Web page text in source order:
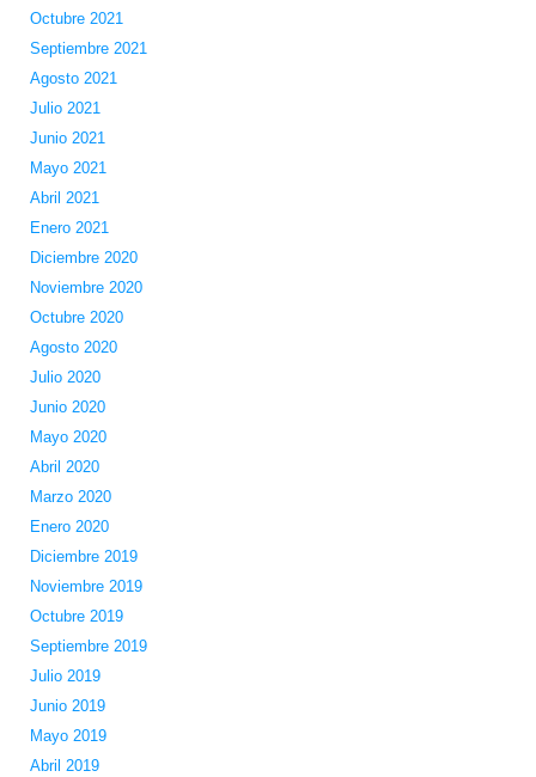
Octubre 2021
Septiembre 2021
Agosto 2021
Julio 2021
Junio 2021
Mayo 2021
Abril 2021
Enero 2021
Diciembre 2020
Noviembre 2020
Octubre 2020
Agosto 2020
Julio 2020
Junio 2020
Mayo 2020
Abril 2020
Marzo 2020
Enero 2020
Diciembre 2019
Noviembre 2019
Octubre 2019
Septiembre 2019
Julio 2019
Junio 2019
Mayo 2019
Abril 2019